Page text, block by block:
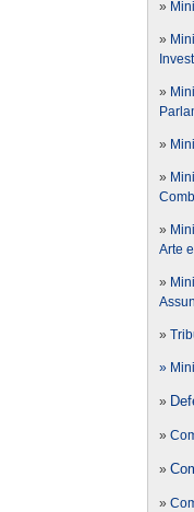
»
»
»
»
»
»
Arte
»
»
»
»
»
»
»